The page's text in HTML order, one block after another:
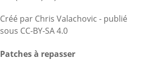
Créé par Chris Valachovic - publié
sous CC-BY-SA 4.0
Patches à repasser